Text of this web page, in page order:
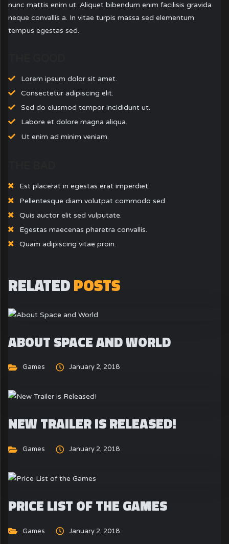
nunc mattis enim ut. Aliquet bibendum enim facilisis gravida
neque convallis a. In vitae turpis massa sed elementum
tempus egestas sed.
Lorem ipsum dolor sit amet.
Consectetur adipiscing elit.
Sed do eiusmod tempor incididunt ut.
Labore et dolore magna aliqua.
Ut enim ad minim veniam.
Est placerat in egestas erat imperdiet.
Pellentesque diam volutpat commodo sed.
Quis auctor elit sed vulputate.
Egestas maecenas pharetra convallis.
Quam adipiscing vitae proin.
RELATEDPOSTS
ABOUT SPACE AND WORLD
Games January 2, 2018
NEW TRAILER IS RELEASED!
Games January 2, 2018
PRICE LIST OF THE GAMES
Games January 2, 2018